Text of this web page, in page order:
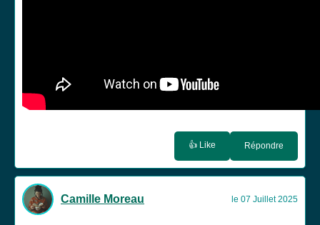
👍 Like Répondre
Camille Moreau le 07 Juillet 2025